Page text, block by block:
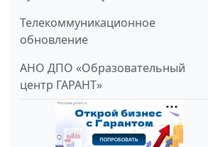
Телекоммуникационное
обновление
АНО ДПО «Образовательный
центр ГАРАНТ»